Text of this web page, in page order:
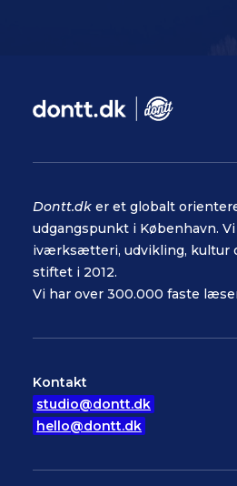
Dontt.dk er et globalt
udgangspunkt i København.
iværksætteri, udvikling, kultur
stiftet i 2012.
Vi har over 300.000 faste
Kontakt
studio@dontt.dk
hello@dontt.dk